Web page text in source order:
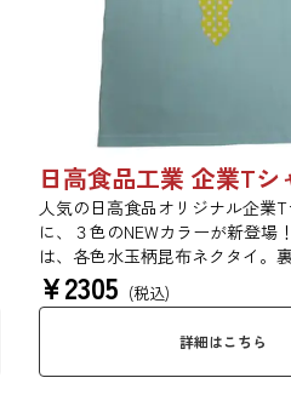
人気の日高食品オリジナル企業
に、３色のNEWカラーが新登場
は、各色水玉柄昆布ネクタイ。
は、NO KONBU，NO LIFE...（
なんてありえない....）とても貴
か！ 昆布が好きなあの人へ、
コレクションの方へ、普段使い
¥2305 (税込)
詳細はこちら